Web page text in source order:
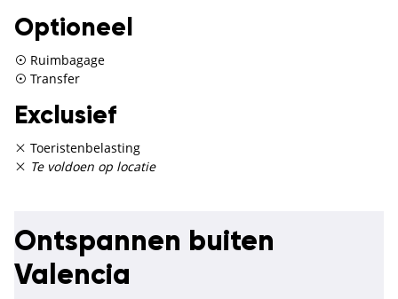
Optioneel
Ruimbagage
Transfer
Exclusief
Toeristenbelasting
Te voldoen op locatie
Ontspannen buiten
Valencia